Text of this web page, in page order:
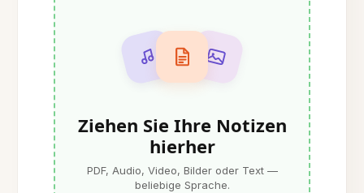
Ziehen Sie Ihre Notizen
hierher
PDF, Audio, Video, Bilder oder Text —
beliebige Sprache.